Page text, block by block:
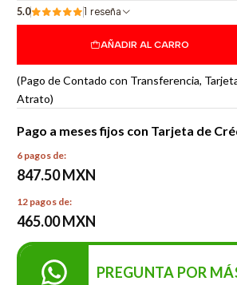
5.0 1 reseña
AÑADIR AL CARRO
(Pago de Contado con Transferencia,
Atrato)
Pago a meses fijos con Tarjeta de
6 pagos de:
847.50 MXN
12 pagos de:
465.00 MXN
PREGUNTA POR